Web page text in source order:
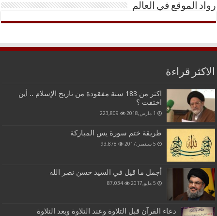
رواد الموقع في العالم
الاكثر قراءة
اكثر من 183 سنة مفقودة من تاريخ الإسلام .. أين
اختفت ؟
1 مارس,2018 223,809
طريقة ختم سورة يس المباركة
5 سبتمبر,2017 93,878
أجمل ما قيل في السيد حسن نصر الله
5 مايو,2017 87,034
دعاء القرآن قبل التلاوة وعند التلاوة وبعد التلاوة